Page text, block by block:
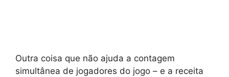
Outra coisa que não ajuda a contagem
simultânea de jogadores do jogo – e a receita